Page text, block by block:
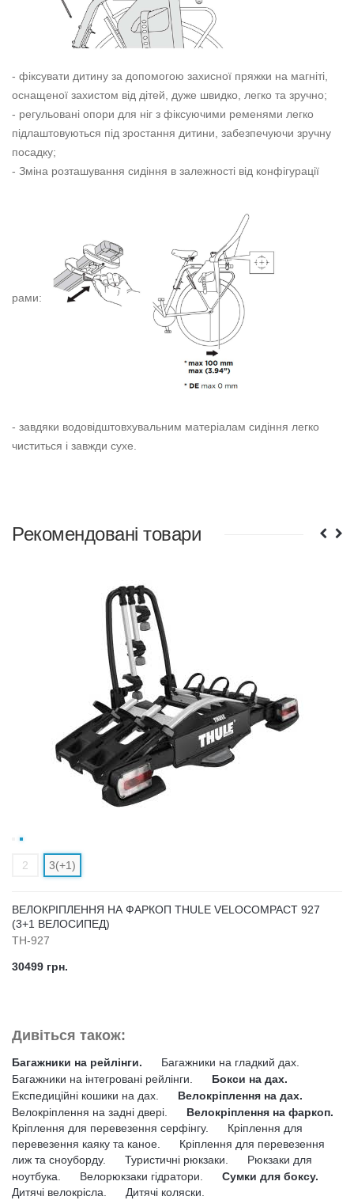
- фіксувати дитину за допомогою захисної пряжки на магніті,
оснащеної захистом від дітей, дуже швидко, легко та зручно;
- регульовані опори для ніг з фіксуючими ременями легко
підлаштовуються під зростання дитини, забезпечуючи зручну
посадку;
- Зміна розташування сидіння в залежності від конфігурації
рами:
- завдяки водовідштовхувальним матеріалам сидіння легко
чиститься і завжди сухе.
Рекомендовані товари
2 3(+1)
ВЕЛОКРІПЛЕННЯ НА ФАРКОП THULE VELOCOMPACT 927
(3+1 ВЕЛОСИПЕД)
TH-927
30499 грн.
Дивіться також:
Багажники на рейлінги.
Багажники на гладкий дах.
Багажники на інтегровані рейлінги.
Бокси на дах.
Експедиційні кошики на дах.
Велокріплення на дах.
Велокріплення на задні двері.
Велокріплення на фаркоп.
Кріплення для перевезення серфінгу.
Кріплення для
перевезення каяку та каное.
Кріплення для перевезення
лиж та сноуборду.
Туристичні рюкзаки.
Рюкзаки для
ноутбука.
Велорюкзаки гідратори.
Сумки для боксу.
Дитячі велокрісла.
Дитячі коляски.